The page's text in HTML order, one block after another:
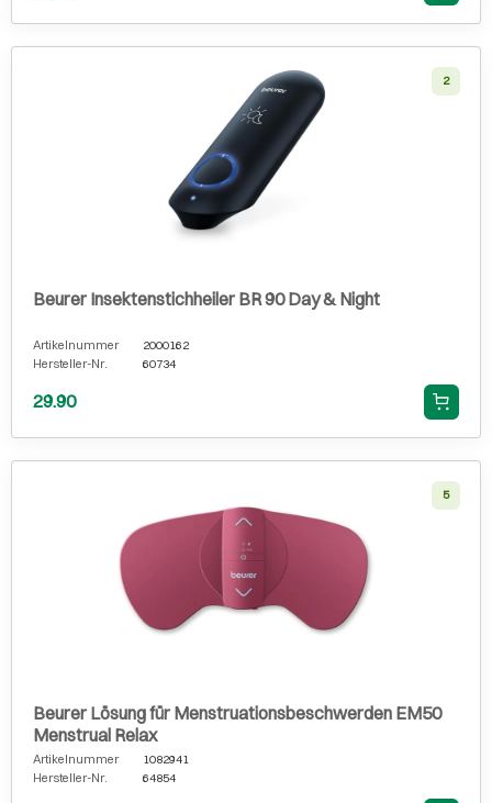
2
Beurer Insektenstichheiler BR 90 Day & Night
Artikelnummer
2000162
Hersteller-Nr.
60734
29.90
5
Beurer Lösung für Menstruationsbeschwerden EM50
Menstrual Relax
Artikelnummer
1082941
Hersteller-Nr.
64854